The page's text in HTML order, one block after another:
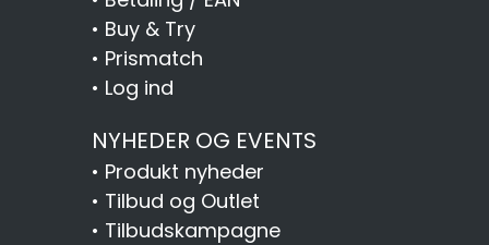
• Buy & Try
• Prismatch
• Log ind
NYHEDER OG EVENTS
• Produkt nyheder
• Tilbud og Outlet
• Tilbudskampagne